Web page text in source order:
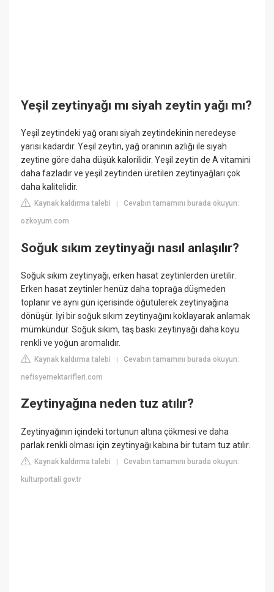
Yeşil zeytinyağı mı siyah zeytin yağı mı?
Yeşil zeytindeki yağ oranı siyah zeytindekinin neredeyse
yarısı kadardır. Yeşil zeytin, yağ oranının azlığı ile siyah
zeytine göre daha düşük kalorilidir. Yeşil zeytin de A vitamini
daha fazladır ve yeşil zeytinden üretilen zeytinyağları çok
daha kalitelidir.
Kaynak kaldırma talebi |Cevabın tamamını burada okuyun:
ozkoyum.com
Soğuk sıkım zeytinyağı nasıl anlaşılır?
Soğuk sıkım zeytinyağı, erken hasat zeytinlerden üretilir.
Erken hasat zeytinler henüz daha toprağa düşmeden
toplanır ve aynı gün içerisinde öğütülerek zeytinyağına
dönüşür. İyi bir soğuk sıkım zeytinyağını koklayarak anlamak
mümkündür. Soğuk sıkım, taş baskı zeytinyağı daha koyu
renkli ve yoğun aromalıdır.
Kaynak kaldırma talebi |Cevabın tamamını burada okuyun:
nefisyemektarifleri.com
Zeytinyağına neden tuz atılır?
Zeytinyağının içindeki tortunun altına çökmesi ve daha
parlak renkli olması için zeytinyağı kabına bir tutam tuz atılır.
Kaynak kaldırma talebi |Cevabın tamamını burada okuyun:
kulturportali.gov.tr